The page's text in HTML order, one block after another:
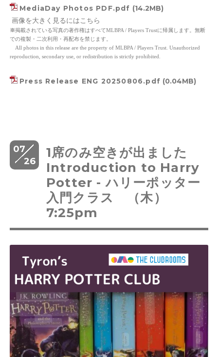
MediaDay Photos PDF.pdf (14.2MB)
画像を大きく見るにはこちら
※掲載されている写真の著作権はすべてMLBPA / Players Trustに帰属します。無断
での複製・二次利用・再配布を禁じます。
All photos in this release are the property of MLBPA / Players Trust. Unauthorized
reproduction, secondary use, or redistribution is strictly prohibited.
Press Release ENG 20250806.pdf (0.04MB)
07
26
1席のみ空きが出ました
Introduction to Harry
Potter - ハリーポッター
入門クラス （木）
7:25pm